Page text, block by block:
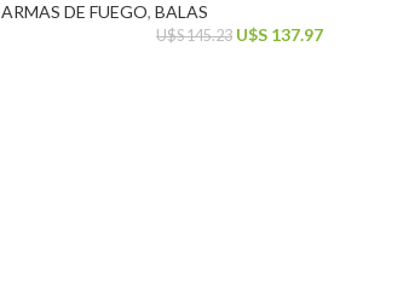
ARMAS DE FUEGO, BALAS
U$S145.23 U$S 137.97